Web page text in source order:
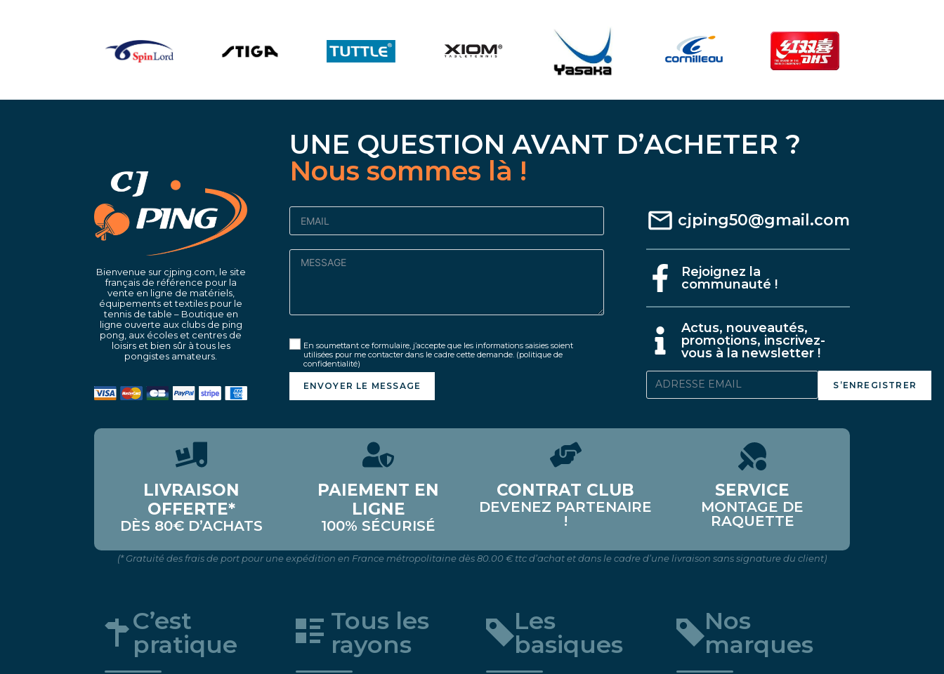
Bienvenue sur cjping.com, le site
français de référence pour la
vente en ligne de matériels,
équipements et textiles pour le
tennis de table – Boutique en
ligne ouverte aux clubs de ping
pong, aux écoles et centres de
loisirs et bien sûr à tous les
pongistes amateurs.
UNE QUESTION AVANT D’ACHETER ?
Nous sommes là !
En soumettant ce formulaire, j’accepte que les informations saisies soient
utilisées pour me contacter dans le cadre cette demande. (politique de
confidentialité)
ENVOYER LE MESSAGE
cjping50@gmail.com
Rejoignez la
communauté !
Actus, nouveautés,
promotions, inscrivez-
vous à la newsletter !
S’ENREGISTRER
LIVRAISON
OFFERTE*
DÈS 80€ D’ACHATS
PAIEMENT EN
LIGNE
100% SÉCURISÉ
CONTRAT CLUB
DEVENEZ PARTENAIRE
!
SERVICE
MONTAGE DE
RAQUETTE
(* Gratuité des frais de port pour une expédition en France métropolitaine dès 80.00 € ttc d’achat et dans le cadre d’une livraison sans signature du client)
C’est
pratique
Tous les
rayons
Les
basiques
Nos
marques